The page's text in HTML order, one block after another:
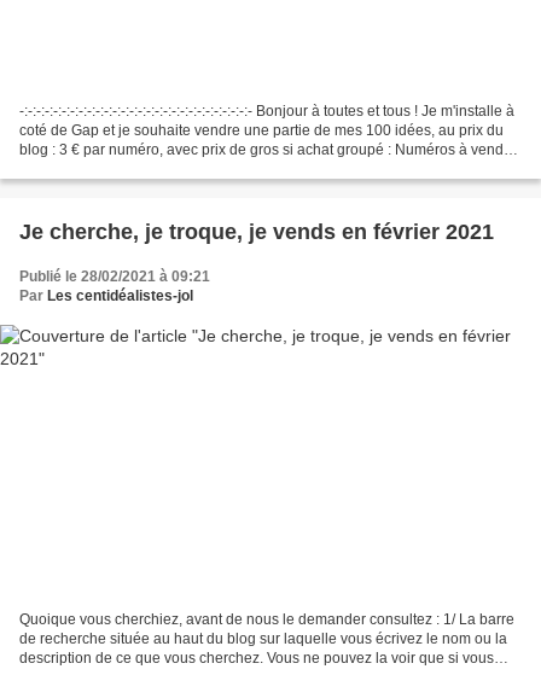
-:-:-:-:-:-:-:-:-:-:-:-:-:-:-:-:-:-:-:-:-:-:-:-:-:-:-:- Bonjour à toutes et tous ! Je m'installe à
coté de Gap et je souhaite vendre une partie de mes 100 idées, au prix du
blog : 3 € par numéro, avec prix de gros si achat groupé : Numéros à vendre
Je cherche, je troque, je vends en février 2021
Publié le 28/02/2021 à 09:21
Par Les centidéalistes-jol
Quoique vous cherchiez, avant de nous le demander consultez : 1/ La barre
de recherche située au haut du blog sur laquelle vous écrivez le nom ou la
description de ce que vous cherchez. Vous ne pouvez la voir que si vous